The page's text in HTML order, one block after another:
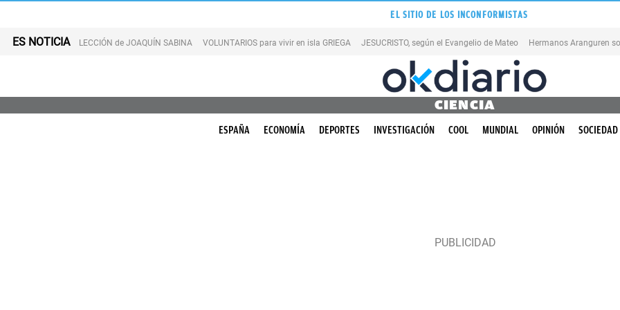
EL SITIO DE LOS INCONFORMISTAS
ES NOTICIA LECCIÓN de JOAQUÍN SABINA VOLUNTARIOS para vivir en isla GRIEGA JESUCRISTO, según el Evangelio de Mateo Hermanos Aranguren
CIENCIA
ESPAÑA ECONOMÍA DEPORTES INVESTIGACIÓN COOL MUNDIAL OPINIÓN SOCIEDAD